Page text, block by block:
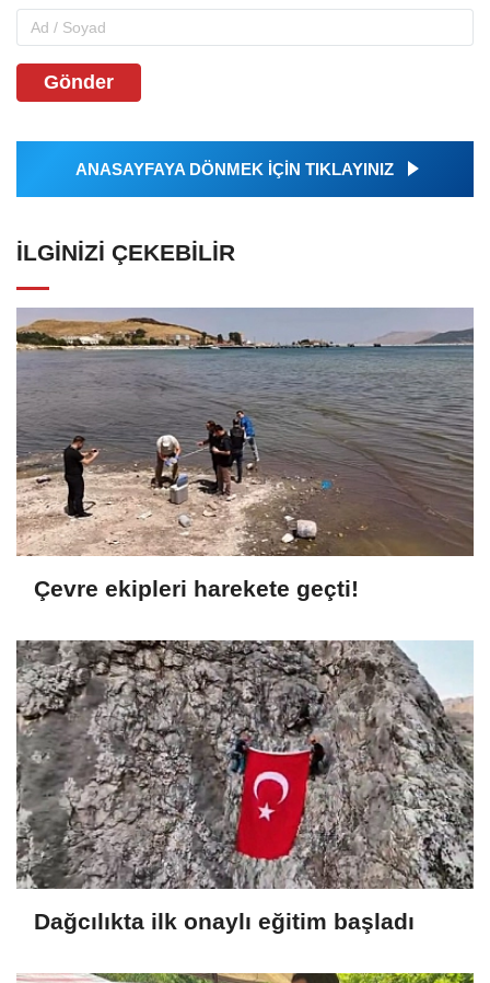
Gönder
ANASAYFAYA DÖNMEK İÇİN TIKLAYINIZ
İLGINIZI ÇEKEBILIR
Çevre ekipleri harekete geçti!
Dağcılıkta ilk onaylı eğitim başladı